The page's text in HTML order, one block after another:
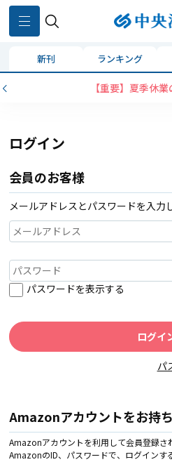
新刊 ランキング
【重要】夏季休
ログイン
会員のお客様
メールアドレスとパスワードを入力
パスワードを表示する
パ
Amazonアカウントをお持
Amazonアカウントを利用して会員登録さ
AmazonのID、パスワードで、ログインす